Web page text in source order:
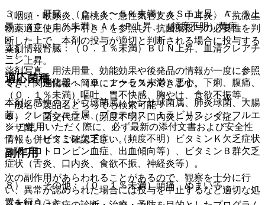
３）． 肝臓：（０．１〜５％未満）ＡＳＴ上昇、ＡＬＴ上
昇、（０．１％未満）Ａｌ−Ｐ上昇、（頻度不明）黄疸。
４）． 腎臓：（０．１％未満）ＢＵＮ上昇、血清クレアチ
ニン上昇。
５）． 消化器：（０．１〜５％未満）悪心、下痢、腹痛、
（０．１％未満）嘔吐、胃不快感、胸やけ、食欲不振等。
６）． 菌交代症：（頻度不明）口内炎、カンジダ症。
７）． ビタミン欠乏症：（頻度不明）ビタミンＫ欠乏症状
（低プロトロンビン血症、出血傾向等）、ビタミンＢ群欠乏
症状（舌炎、口内炎、食欲不振、神経炎等）。
８）． その他：（０．１％未満）頭痛、めまい等。
〈咽頭・喉頭炎、扁桃炎、急性気管支炎、中耳炎〉「抗微生
物薬適正使用の手引き」を参照し、抗菌薬投与の必要性を判
断した上で、本剤の投与が適切と判断される場合に投与する
こと。
適応菌種
本剤に感性のブドウ球菌属、レンサ球菌属、肺炎球菌、大腸
菌、クレブシエラ属、プロテウス・ミラビリス、インフルエ
ンザ菌。
副作用
次の副作用があらわれることがあるので、観察を十分に行
い、異常が認められた場合には投与を中止するなど適切な処
置を行うこと。
薬剤情報
薬剤写真、用法用量、効能効果や後発品の情報が一度に参照
でき、関連情報へ簡単にアクセスができます。
一般名、製品名どちらでも検索可能！
※ ご使用いただく際に、必ず最新の添付文書および安全性
情報も併せてご確認下さい。